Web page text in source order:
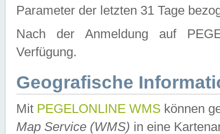
Parameter der letzten 31 Tage
Nach der Anmeldung auf
Verfügung.
Geografische
Mit PEGELONLINE WMS können
Map Service (WMS) in eine